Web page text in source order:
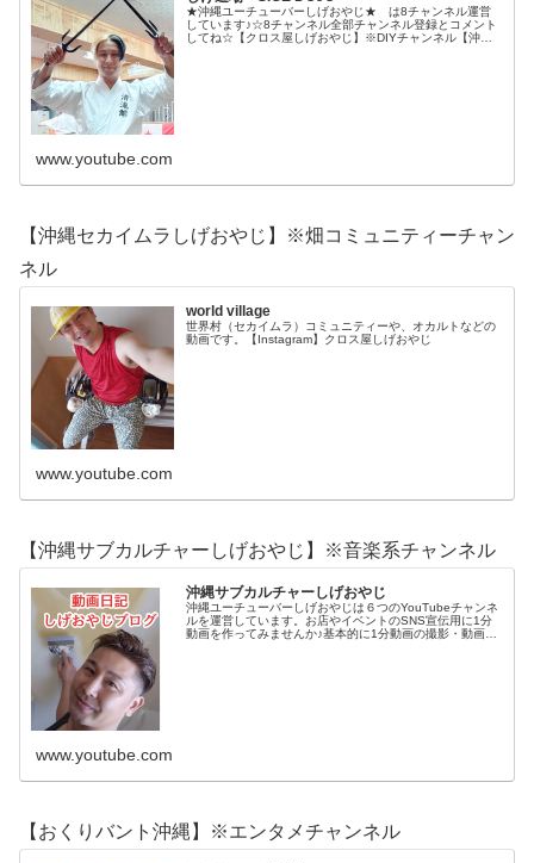
★沖縄ユーチューバーしげおやじ★ は8チャンネル運営
しています♪☆8チャンネル全部チャンネル登録とコメント
してね☆【クロス屋しげおやじ】※DIYチャンネル【沖縄
www.youtube.com
【沖縄セカイムラしげおやじ】※畑コミュニティーチャン
ネル
world village
世界村（セカイムラ）コミュニティーや、オカルトなどの
動画です。【Instagram】クロス屋しげおやじ
www.youtube.com
【沖縄サブカルチャーしげおやじ】※音楽系チャンネル
沖縄サブカルチャーしげおやじ
沖縄ユーチューバーしげおやじは６つのYouTubeチャンネ
ルを運営しています。お店やイベントのSNS宣伝用に1分
動画を作ってみませんか♪基本的に1分動画の撮影・動画編
www.youtube.com
【おくりバント沖縄】※エンタメチャンネル